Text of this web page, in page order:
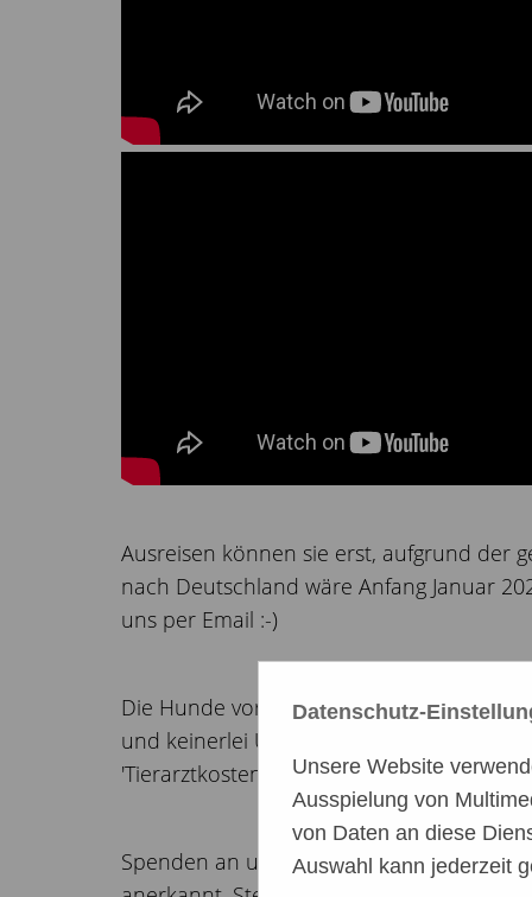
Ausreisen können sie erst, aufgrund der
nach Deutschland wäre Anfang Januar
uns per Email :-)
Die Hunde vor Ort in Spanien sind
und keinerlei Unterstützung von Stadt
'Tierarztkosten'
Spenden an uns sind steuerlich
Datenschutz-
Unsere Website
Ausspielung von
von Daten an diese
Auswahl kann jederzeit